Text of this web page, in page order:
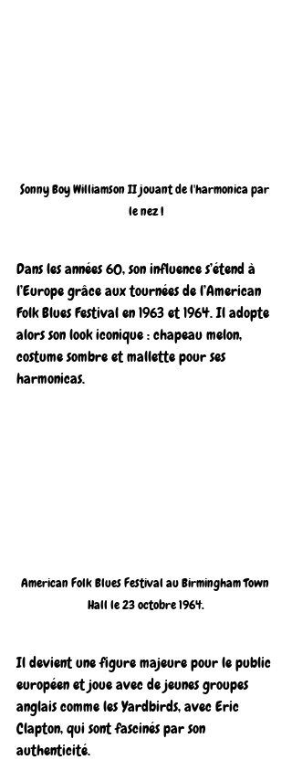
Sonny Boy Williamson II jouant de l'harmonica par
le nez !
Dans les années 60, son influence s’étend à
l’Europe grâce aux tournées de l’American
Folk Blues Festival en 1963 et 1964. Il adopte
alors son look iconique : chapeau melon,
costume sombre et mallette pour ses
harmonicas.
American Folk Blues Festival au Birmingham Town
Hall le 23 octobre 1964.
Il devient une figure majeure pour le public
européen et joue avec de jeunes groupes
anglais comme les Yardbirds, avec Eric
Clapton, qui sont fascinés par son
authenticité.